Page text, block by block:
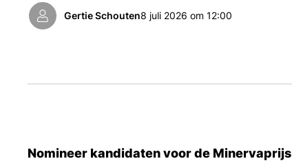
wetenschapscontrole bedreigt.
Gertie Schouten8 juli 2026 om 12:00
Nomineer kandidaten voor de Minervaprijs